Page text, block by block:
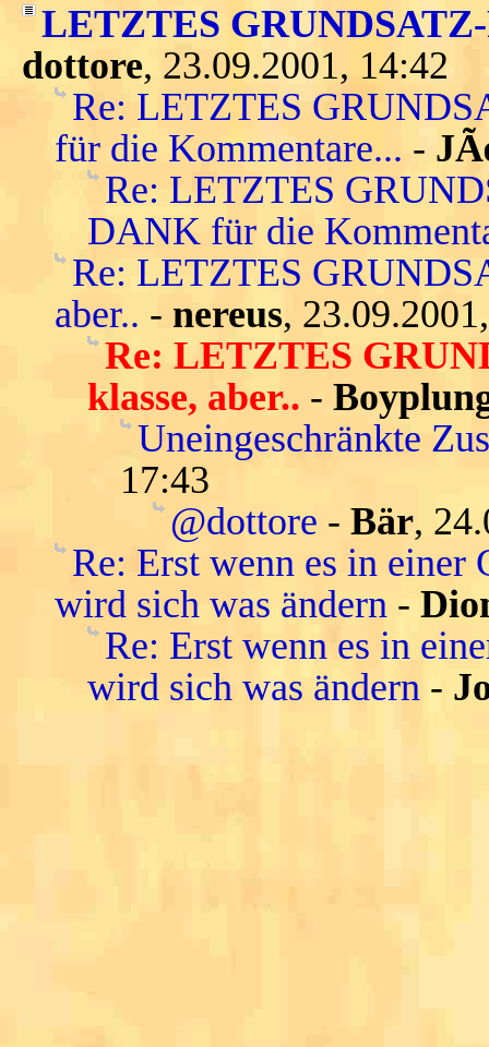
LETZTES
dottore, 23.09.2001, 14:42
Re: LETZTES
für die Kommentare... -
Re: LETZTES
DANK für die
Re: LETZTES
aber.. - nereus,
Re: LETZTES
klasse, aber.. -
Uneingeschränkte
17:43
@dottore - Bär,
Re: Erst wenn es in einer
wird sich was ändern -
Re: Erst wenn es in
wird sich was ändern -